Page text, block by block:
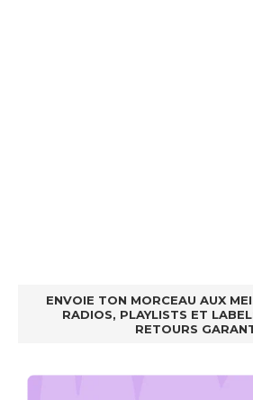
ENVOIE TON MORCEAU AUX
RADIOS, PLAYLISTS ET
RETOURS